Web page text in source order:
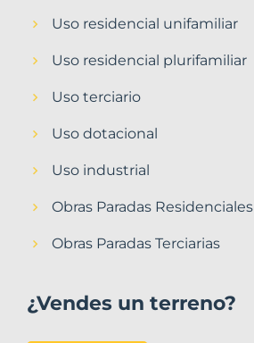
Uso residencial unifamiliar
Uso residencial plurifamiliar
Uso terciario
Uso dotacional
Uso industrial
Obras Paradas Residenciales
Obras Paradas Terciarias
¿Vendes un terreno?